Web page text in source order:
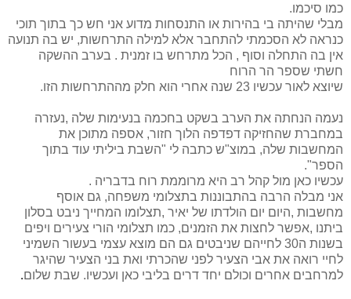
כמו סיכמו.
מבלי שהיתה בי בהירות או התנסחות מדוע אני חש כך בתוך תוכי
כנראה לא הסכמתי להתחבר אלא למילה התרחשות, יש בה תנועה
אין בה התחלה וסוף , הכל מתרחש בו זמנית . בערב ההשקה
חשתי שספר הר הרוח
שיוצא לאור עכשיו 23 שנה אחרי הוא חלק מההתרחשות הזו.
נעמה הנחתה את הערב בשקט בחכמה בנעימות שלה ,נעזרה
במחברת שהחזיקה דפדפה הלוך חזור, אספה מתוכן את
המחשבות שלה, במוצ"ש כתבה לי "השבת ביליתי עוד בתוך
הספר".
עכשיו כאן מול קהל רב היא מרוממת רוח בדבריה .
אני מבלה הרבה בהתבוננות בתצלומי משפחה, גם אוסף
מחשבות ,היום יום הולדתו של יאיר ,תצלומו המחייך ניבט בסלון
ביתנו ,אפשר לחצות את הזמנים, כמו תצלומי הורי צעירים ויפים
בשנות ה30 לחייהם שניבטים גם הם מוצא עצמי בעשור השמיני
לחיי רואה את אבי הצעיר לפני שהכרתי ואת בני הצעיר שהיגר
למרחבים אחרים וכולם יחד דרים בליבי כאן ועכשיו. שבת שלום.